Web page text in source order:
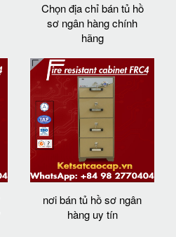
Chọn địa chỉ bán tủ hồ
sơ ngân hàng chính
hãng
nơi bán tủ hồ sơ ngân
hàng uy tín